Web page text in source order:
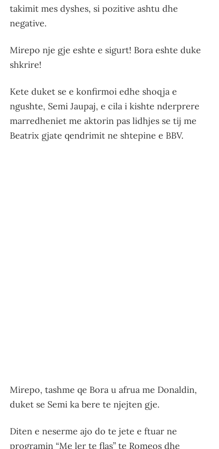
takimit mes dyshes, si pozitive ashtu dhe
negative.
Mirepo nje gje eshte e sigurt! Bora eshte duke
shkrire!
Kete duket se e konfirmoi edhe shoqja e
ngushte, Semi Jaupaj, e cila i kishte nderprere
marredheniet me aktorin pas lidhjes se tij me
Beatrix gjate qendrimit ne shtepine e BBV.
Mirepo, tashme qe Bora u afrua me Donaldin,
duket se Semi ka bere te njejten gje.
Diten e neserme ajo do te jete e ftuar ne
programin “Me ler te flas” te Romeos dhe